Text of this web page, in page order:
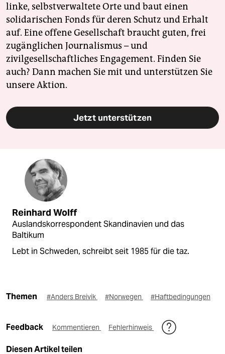
linke, selbstverwaltete Orte und baut einen
solidarischen Fonds für deren Schutz und Erhalt
auf. Eine offene Gesellschaft braucht guten, frei
zugänglichen Journalismus – und
zivilgesellschaftliches Engagement. Finden Sie
auch? Dann machen Sie mit und unterstützen Sie
unsere Aktion.
Jetzt unterstützen
Reinhard Wolff
Auslandskorrespondent Skandinavien und das
Baltikum
Lebt in Schweden, schreibt seit 1985 für die taz.
Themen #Anders Breivik #Norwegen #Haftbedingungen
Feedback Kommentieren Fehlerhinweis
Diesen Artikel teilen